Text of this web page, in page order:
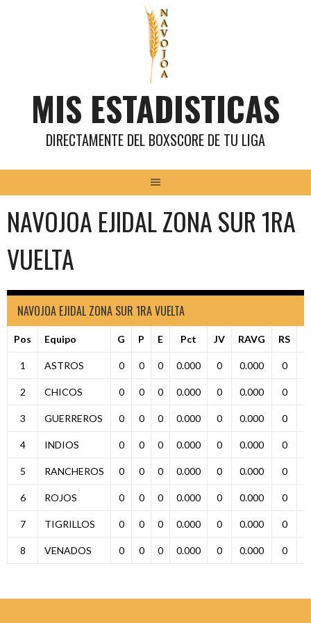
MIS ESTADISTICAS
DIRECTAMENTE DEL BOXSCORE DE TU LIGA
NAVOJOA EJIDAL ZONA SUR 1RA
VUELTA
NAVOJOA EJIDAL ZONA SUR 1RA VUELTA
Pos Equipo G P E Pct JV RAVG RS
1 ASTROS 0 0 0 0.000 0 0.000 0
2 CHICOS 0 0 0 0.000 0 0.000 0
3 GUERREROS 0 0 0 0.000 0 0.000 0
4 INDIOS 0 0 0 0.000 0 0.000 0
5 RANCHEROS 0 0 0 0.000 0 0.000 0
6 ROJOS 0 0 0 0.000 0 0.000 0
7 TIGRILLOS 0 0 0 0.000 0 0.000 0
8 VENADOS 0 0 0 0.000 0 0.000 0